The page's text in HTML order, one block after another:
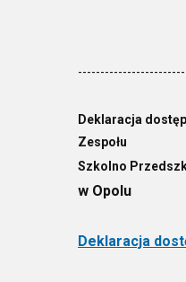
Deklaracja
Zespołu
Szkolno
w Opolu
Deklaracja